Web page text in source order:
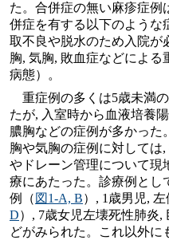
た。合併症の無い麻疹症例
併症を有する以下のような
取不良や脱水のため入院が
胸, 気胸, 敗血症などによる
病態）。
重症例の多くは5歳未満
たが, 入室時から血液培養
膿胸などの症例が多かった
胸や気胸の症例に対しては
やドレーン管理について現
療にあたった。診療例とし
例（ 図1-A, B）, 1歳男児,
D）, 7歳女児左壊死性肺炎,
どがみられた。これ以外に